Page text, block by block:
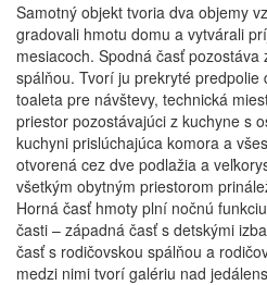
Samotný objekt tvoria dva objemy
gradovali hmotu domu a vytvárali
mesiacoch. Spodná časť
spálňou. Tvorí ju prekryté predpolie
toaleta pre návštevy, technická
priestor pozostávajúci z kuchyne s
kuchyni prislúchajúca komora a
otvorená cez dve podlažia a
všetkým obytným priestorom
Horná časť hmoty plní nočnú
časti – západná časť s detskými
časť s rodičovskou spálňou a
medzi nimi tvorí galériu nad